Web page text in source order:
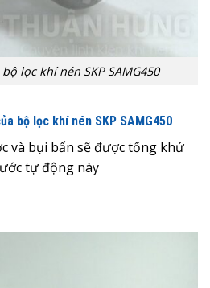
lọc khí nén SKP SAMG450
bộ lọc khí nén SKP SAMG450
và bụi bẩn sẽ được tống khứ
tự động này